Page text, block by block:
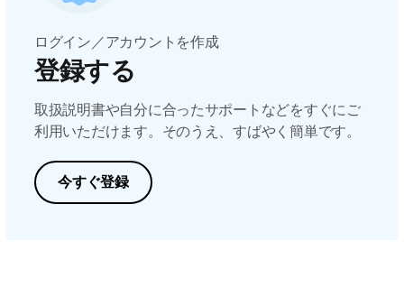
ログイン／アカウントを作成
登録する
取扱説明書や自分に合ったサポートなどをすぐにご
利用いただけます。そのうえ、すばやく簡単です。
今すぐ登録